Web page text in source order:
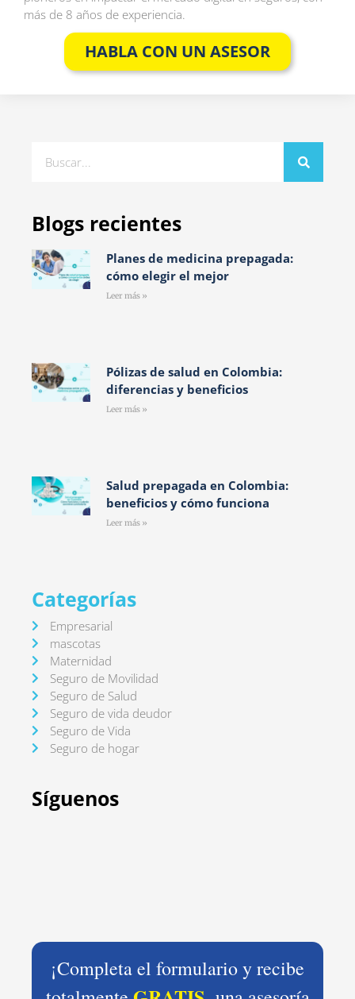
más de 8 años de experiencia.
HABLA CON UN ASESOR
Blogs recientes
Planes de medicina prepagada:
cómo elegir el mejor
Leer más »
Pólizas de salud en Colombia:
diferencias y beneficios
Leer más »
Salud prepagada en Colombia:
beneficios y cómo funciona
Leer más »
Categorías
Empresarial
mascotas
Maternidad
Seguro de Movilidad
Seguro de Salud
Seguro de vida deudor
Seguro de Vida
Seguro de hogar
Síguenos
¡Completa el formulario y recibe